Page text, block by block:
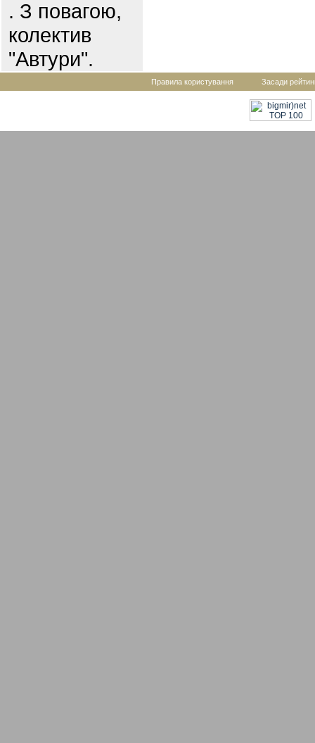
. З повагою,
колектив
"Автури".
Правила користування Засади